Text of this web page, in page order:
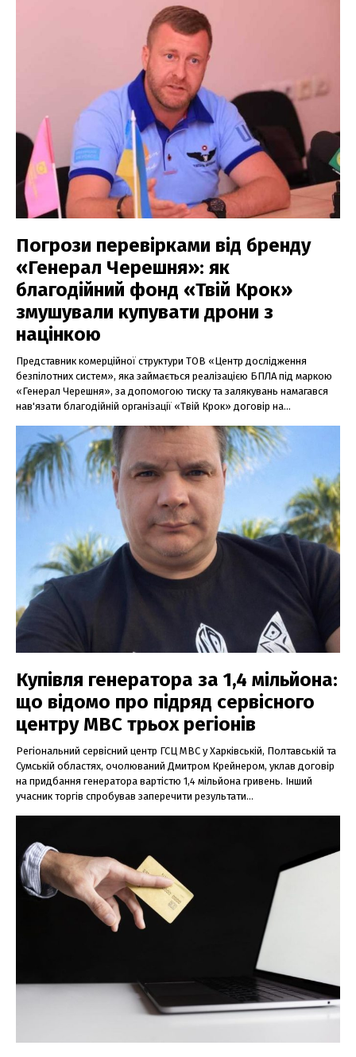
Погрози перевірками від бренду
«Генерал Черешня»: як
благодійний фонд «Твій Крок»
змушували купувати дрони з
націнкою
Представник комерційної структури ТОВ «Центр дослідження
безпілотних систем», яка займається реалізацією БПЛА під маркою
«Генерал Черешня», за допомогою тиску та залякувань намагався
нав'язати благодійній організації «Твій Крок» договір на...
Купівля генератора за 1,4 мільйона:
що відомо про підряд сервісного
центру МВС трьох регіонів
Регіональний сервісний центр ГСЦ МВС у Харківській, Полтавській та
Сумській областях, очолюваний Дмитром Крейнером, уклав договір
на придбання генератора вартістю 1,4 мільйона гривень. Інший
учасник торгів спробував заперечити результати...